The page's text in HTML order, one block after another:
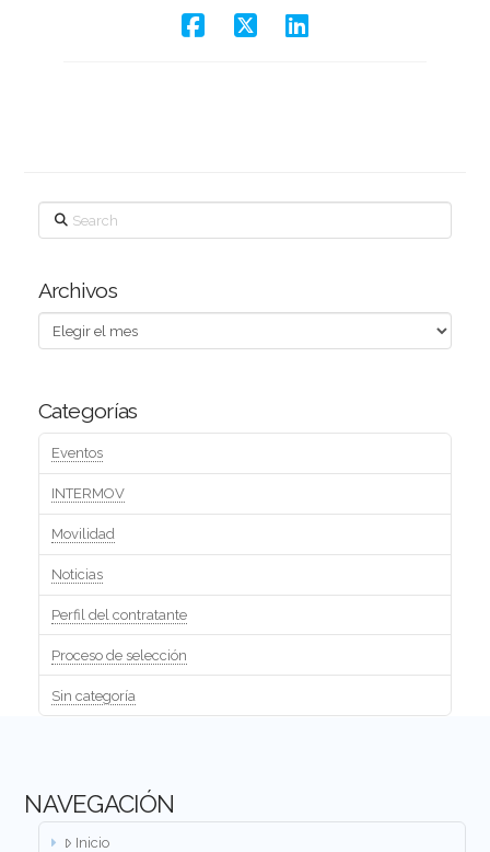
Search
Archivos
Archivos
Categorías
Eventos
INTERMOV
Movilidad
Noticias
Perfil del contratante
Proceso de selección
Sin categoría
NAVEGACIÓN
Inicio